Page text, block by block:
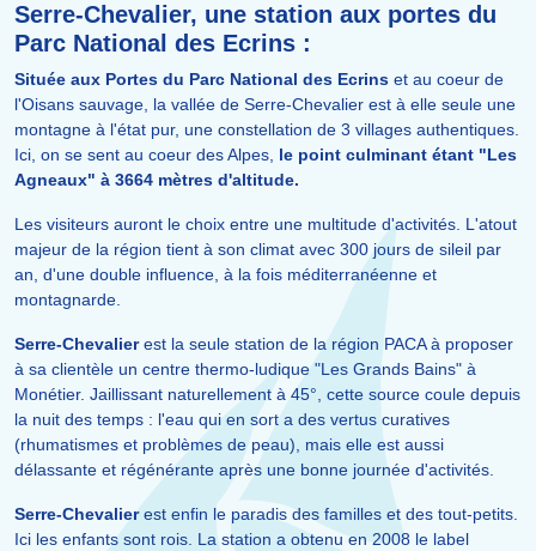
Serre-Chevalier, une station aux portes du
Parc National des Ecrins :
Située aux Portes du Parc National des Ecrins et au coeur de
l'Oisans sauvage, la vallée de Serre-Chevalier est à elle seule une
montagne à l'état pur, une constellation de 3 villages authentiques.
Ici, on se sent au coeur des Alpes, le point culminant étant "Les
Agneaux" à 3664 mètres d'altitude.
Les visiteurs auront le choix entre une multitude d'activités. L'atout
majeur de la région tient à son climat avec 300 jours de sileil par
an, d'une double influence, à la fois méditerranéenne et
montagnarde.
Serre-Chevalierest la seule station de la région PACA à proposer
à sa clientèle un centre thermo-ludique "Les Grands Bains" à
Monétier. Jaillissant naturellement à 45°, cette source coule depuis
la nuit des temps : l'eau qui en sort a des vertus curatives
(rhumatismes et problèmes de peau), mais elle est aussi
délassante et régénérante après une bonne journée d'activités.
Serre-Chevalierest enfin le paradis des familles et des tout-petits.
Ici les enfants sont rois. La station a obtenu en 2008 le label